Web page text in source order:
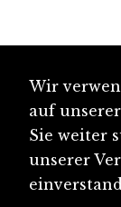
Wir
auf
Sie weiter
unserer